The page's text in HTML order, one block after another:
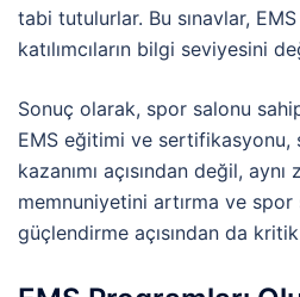
tabi tutulurlar. Bu sınavlar,
katılımcıların bilgi seviyesini
Sonuç olarak, spor salonu
EMS eğitimi ve sertifikasyonu,
kazanımı açısından değil,
memnuniyetini artırma ve spor
güçlendirme açısından da